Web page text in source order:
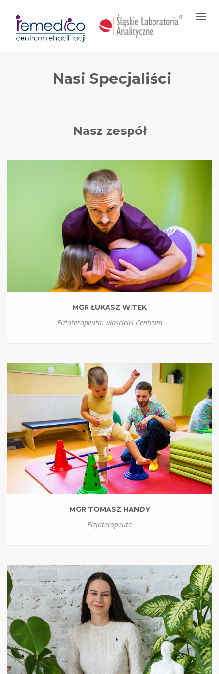
Nasi Specjaliści
Nasz zespół
MGR ŁUKASZ WITEK
Fizjoterapeuta, właściciel Centrum
MGR TOMASZ HANDY
Fizjoterapeuta